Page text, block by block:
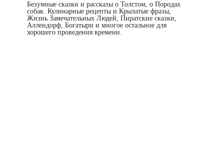
Безумные сказки и рассказы о Толстом, о Породах
собак. Кулинарные рецепты и Крылатые фразы,
Жизнь Замечательных Людей, Пиратские сказки,
Аллендорф, Богатыри и многое остальное для
хорошего проведения времени.